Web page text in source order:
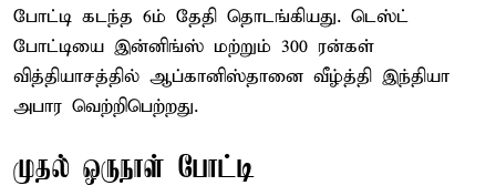
போட்டி கடந்த 6ம் தேதி தொடங்கியது. டெஸ்ட்
போட்டியை இன்னிங்ஸ் மற்றும் 300 ரன்கள்
வித்தியாசத்தில் ஆப்கானிஸ்தானை வீழ்த்தி இந்தியா
அபார வெற்றிபெற்றது.
முதல் ஒருநாள் போட்டி